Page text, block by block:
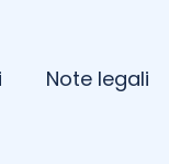
Note legali